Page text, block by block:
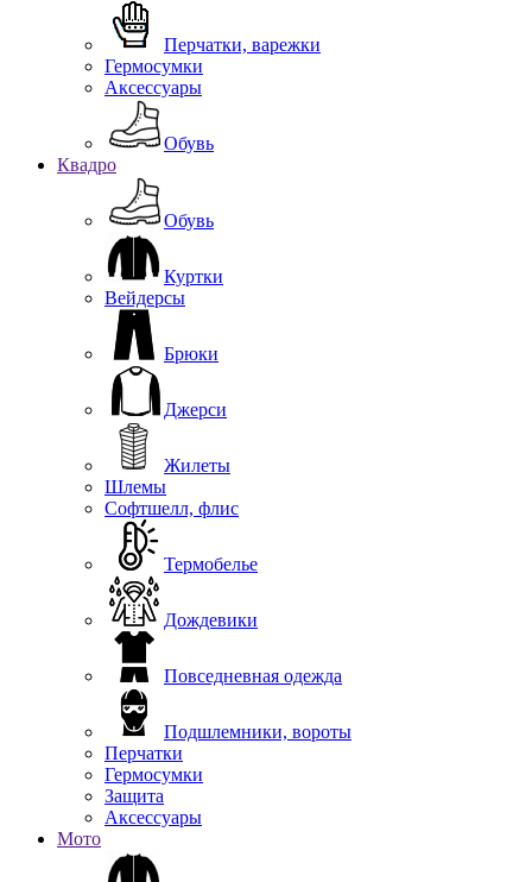
Перчатки, варежки
Гермосумки
Аксессуары
Обувь
Квадро
Обувь
Куртки
Вейдерсы
Брюки
Джерси
Жилеты
Шлемы
Софтшелл, флис
Термобелье
Дождевики
Повседневная одежда
Подшлемники, вороты
Перчатки
Гермосумки
Защита
Аксессуары
Мото